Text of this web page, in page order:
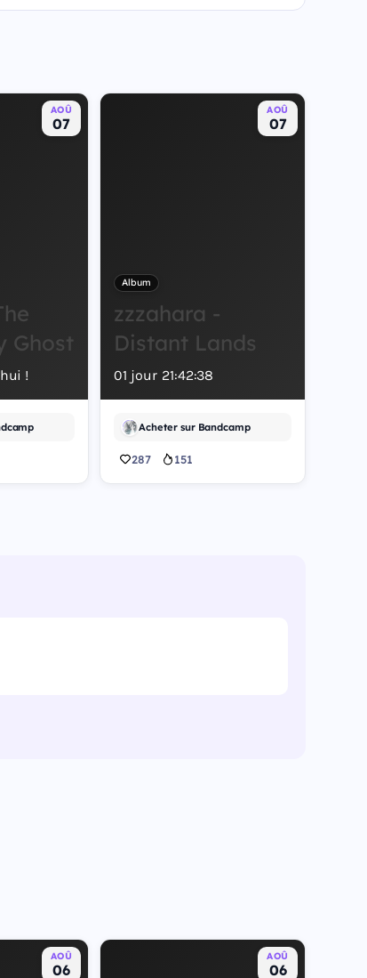
AOÛ
07
Ghost
!
AOÛ
07
Album
zzzahara -
Distant Lands
01 jour 21:42:37
Acheter sur Bandcamp
287 151
AOÛ
06
AOÛ
06